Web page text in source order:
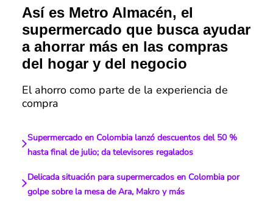
Así es Metro Almacén, el
supermercado que busca ayudar
a ahorrar más en las compras
del hogar y del negocio
El ahorro como parte de la experiencia de
compra
Supermercado en Colombia lanzó descuentos del 50 %
hasta final de julio; da televisores regalados
Delicada situación para supermercados en Colombia por
golpe sobre la mesa de Ara, Makro y más